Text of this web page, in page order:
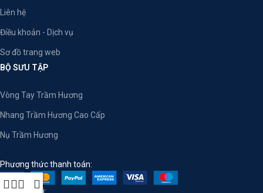
Liên hệ
Điều khoản - Dịch vụ
Sơ đồ trang web
BỘ SƯU TẬP
Vòng Tay Trầm Hương
Nhang Trầm Hương Cao Cấp
Nụ Trầm Hương
Phương thức thanh toán: